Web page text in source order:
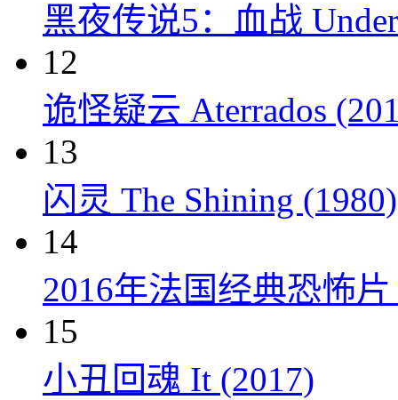
黑夜传说5：血战
12
诡怪疑云 Aterrados
13
闪灵 The Shining (1980)
14
2016年法国经典恐怖
15
小丑回魂 It (2017)